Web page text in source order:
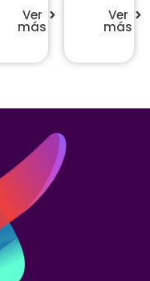
Ver
más
Ver
más